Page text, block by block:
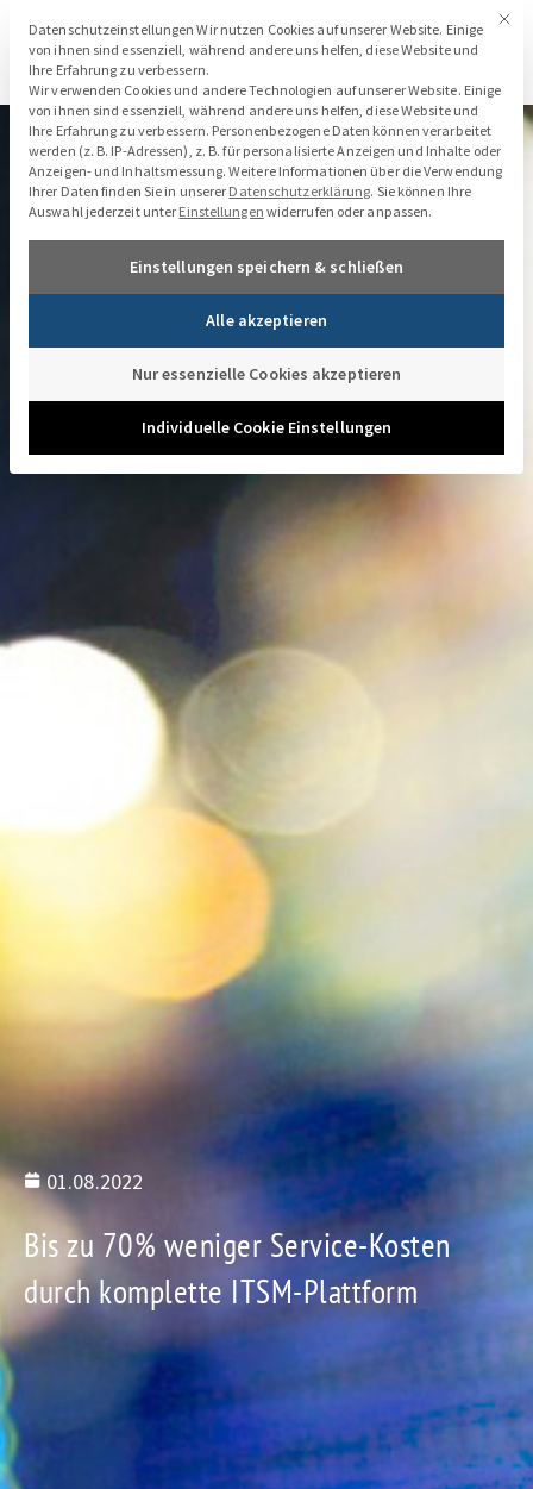
Inhalt
springen
01.08.2022
Bis zu 70% weniger Service-Kosten
durch komplette ITSM-Plattform
Mit
Datenschutzeinstellungen
Datenschutzeinstellungen Wir nutzen Cookies auf unserer Website. Einige
von ihnen sind essenziell, während andere uns helfen, diese Website und
Ihre Erfahrung zu verbessern.
Wir verwenden Cookies und andere Technologien auf unserer Website. Einige
von ihnen sind essenziell, während andere uns helfen, diese Website und
Ihre Erfahrung zu verbessern. Personenbezogene Daten können verarbeitet
werden (z. B. IP-Adressen), z. B. für personalisierte Anzeigen und Inhalte oder
Anzeigen- und Inhaltsmessung. Weitere Informationen über die Verwendung
Ihrer Daten finden Sie in unserer Datenschutzerklärung. Sie können Ihre
Auswahl jederzeit unter Einstellungen widerrufen oder anpassen.
Einstellungen speichern & schließen
Alle akzeptieren
Nur essenzielle Cookies akzeptieren
Individuelle Cookie Einstellungen